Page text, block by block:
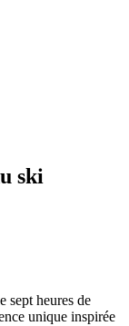
ski
sept heures de
unique inspirée